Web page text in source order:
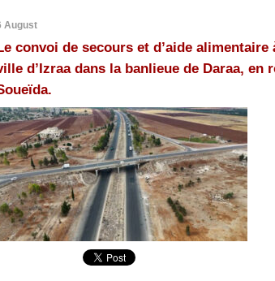
August
convoi de secours et d’aide
d’Izraa dans la banlieue de Daraa, en